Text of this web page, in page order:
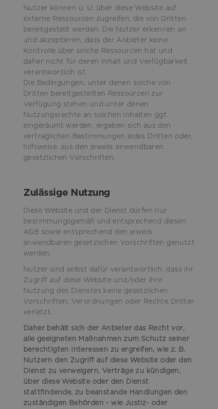
Nutzer können u. U. über diese Website auf
externe Ressourcen zugreifen, die von Dritten
bereitgestellt werden. Die Nutzer erkennen an
und akzeptieren, dass der Anbieter keine
Kontrolle über solche Ressourcen hat und
daher nicht für deren Inhalt und Verfügbarkeit
verantwortlich ist.
Die Bedingungen, unter denen solche von
Dritten bereitgestellten Ressourcen zur
Verfügung stehen und unter denen
Nutzungsrechte an solchen Inhalten ggf.
eingeräumt werden, ergeben sich aus den
vertraglichen Bestimmungen jedes Dritten oder,
hilfsweise, aus den jeweils anwendbaren
gesetzlichen Vorschriften.
Zulässige Nutzung
Diese Website und der Dienst dürfen nur
bestimmungsgemäß und entsprechend diesen
AGB sowie entsprechend den jeweils
anwendbaren gesetzlichen Vorschriften genutzt
werden.
Nutzer sind selbst dafür verantwortlich, dass ihr
Zugriff auf diese Website und/oder ihre
Nutzung des Dienstes keine gesetzlichen
Vorschriften, Verordnungen oder Rechte Dritter
verletzt.
Daher behält sich der Anbieter das Recht vor,
alle geeigneten Maßnahmen zum Schutz seiner
berechtigten Interessen zu ergreifen, wie z. B.
Nutzern den Zugriff auf diese Website oder den
Dienst zu verweigern, Verträge zu kündigen,
über diese Website oder den Dienst
stattfindende, zu beanstande Handlungen den
zuständigen Behörden - wie Justiz- oder